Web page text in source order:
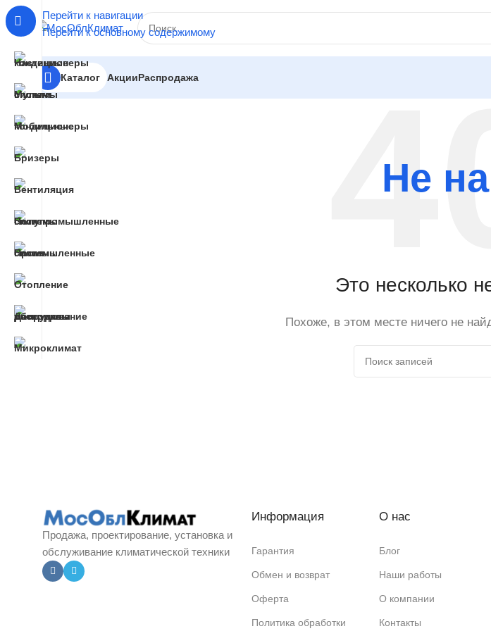
Перейти к навигации
Перейти к основному содержимому
Каталог АкцииРаспродажа
Не
Это несколько
Похоже, в этом месте ничего не
Продажа, проектирование, установка и
обслуживание климатической техники
Информация
Гарантия
Обмен и возврат
Оферта
Политика обработки
О нас
Блог
Наши работы
О компании
Контакты